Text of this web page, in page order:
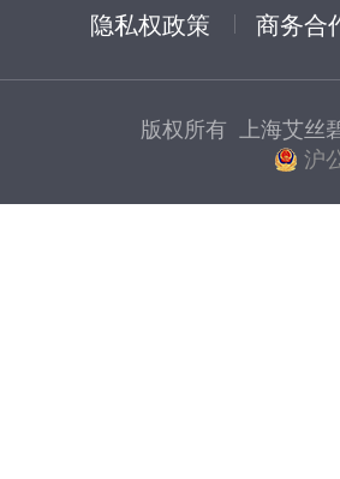
隐私权政策 商务合
版权所有 上海艾丝
沪